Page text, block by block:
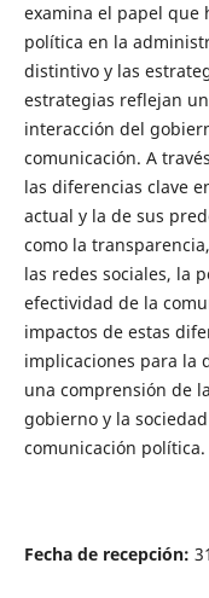
examina el papel que
política en la
distintivo y las
estrategias reflejan
interacción del
comunicación. A
las diferencias clave
actual y la de sus
como la
las redes sociales, la
efectividad de la
impactos de estas
implicaciones para la
una comprensión de
gobierno y la
comunicación política.
Fecha de recepción: